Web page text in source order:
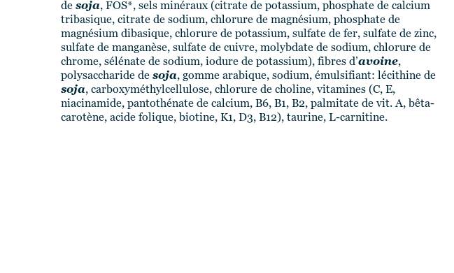
de soja, FOS*, sels minéraux (citrate de potassium, phosphate de calcium
tribasique, citrate de sodium, chlorure de magnésium, phosphate de
magnésium dibasique, chlorure de potassium, sulfate de fer, sulfate de zinc,
sulfate de manganèse, sulfate de cuivre, molybdate de sodium, chlorure de
chrome, sélénate de sodium, iodure de potassium), fibres d’avoine,
polysaccharide de soja, gomme arabique, sodium, émulsifiant: lécithine de
soja, carboxyméthylcellulose, chlorure de choline, vitamines (C, E,
niacinamide, pantothénate de calcium, B6, B1, B2, palmitate de vit. A, bêta-
carotène, acide folique, biotine, K1, D3, B12), taurine, L-carnitine.